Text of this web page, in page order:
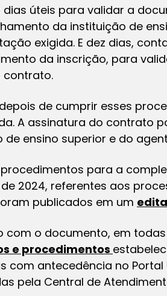
dias úteis para validar a
da instituição de
exigida. E dez dias,
da inscrição, para
contrato.
de cumprir esses
A assinatura do contrato
de ensino superior e do
para a
2024, referentes aos
publicados em um
com o documento, em
e procedimentos
com antecedência no
pela Central de